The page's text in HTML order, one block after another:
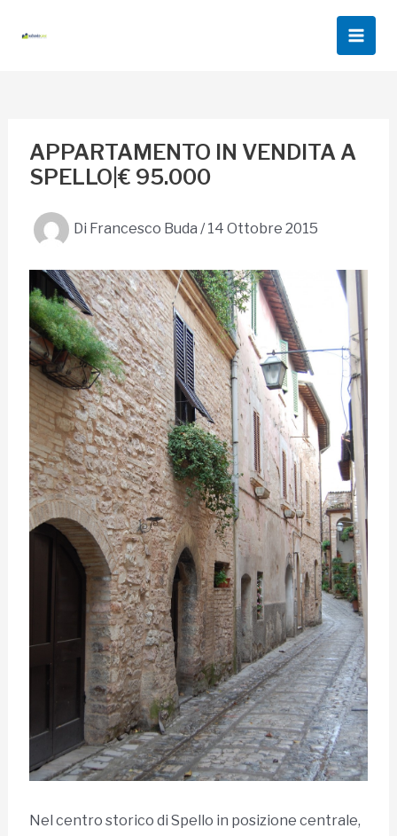
Main
APPARTAMENTO IN VENDITA A
SPELLO|€ 95.000
Di Francesco Buda /14 Ottobre 2015
Nel centro storico di Spello in posizione centrale,